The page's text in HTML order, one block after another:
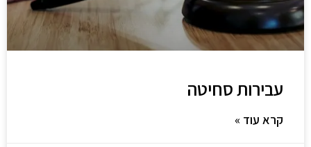
עבירות סחיטה
קרא עוד »